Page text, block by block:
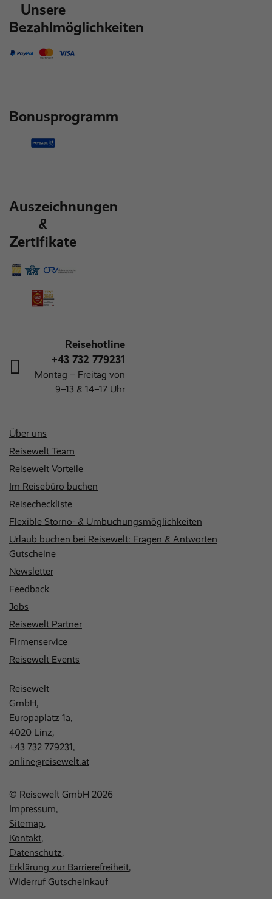
Unsere
Bezahlmöglichkeiten
Bonusprogramm
Auszeichnungen
&
Zertifikate
Über uns
Reisewelt Team
Reisewelt Vorteile
Im Reisebüro buchen
Reisecheckliste
Flexible Storno- & Umbuchungsmöglichkeiten
Urlaub buchen bei Reisewelt: Fragen & Antworten
Gutscheine
Newsletter
Feedback
Jobs
Reisewelt Partner
Firmenservice
Reisewelt Events
Reisehotline
+43 732 779231
Montag – Freitag von
9–13 & 14–17 Uhr
Reisewelt
GmbH,
Europaplatz 1a,
4020 Linz,
+43 732 779231,
online@reisewelt.at
© Reisewelt GmbH 2026
Impressum
Sitemap
Kontakt
Datenschutz
Erklärung zur Barrierefreiheit
Widerruf Gutscheinkauf